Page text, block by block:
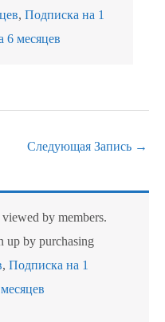
,Подписка на 1
6 месяцев
Следующая Запись →
by members.
up by purchasing
,Подписка на 1